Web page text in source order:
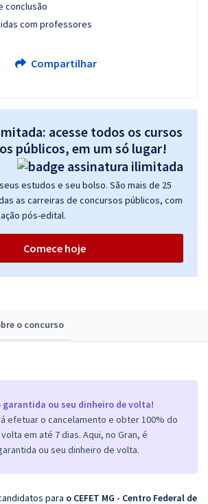
o concurso
ou seu dinheiro de volta!
efetuar o cancelamento e obter 100% do
em até 7 dias. Aqui, no Gran, é
ou seu dinheiro de volta.
para o CEFET MG - Centro Federal de
conclusão
com professores
Compartilhar
acesse todos os cursos
públicos, em um só lugar!
estudos e seu bolso. São mais de 25
as carreiras de concursos públicos, com
pós-edital.
Comece hoje